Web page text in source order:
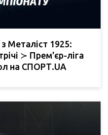
з Металіст 1925:
≻ Прем'єр-ліга
на СПОРТ.UA